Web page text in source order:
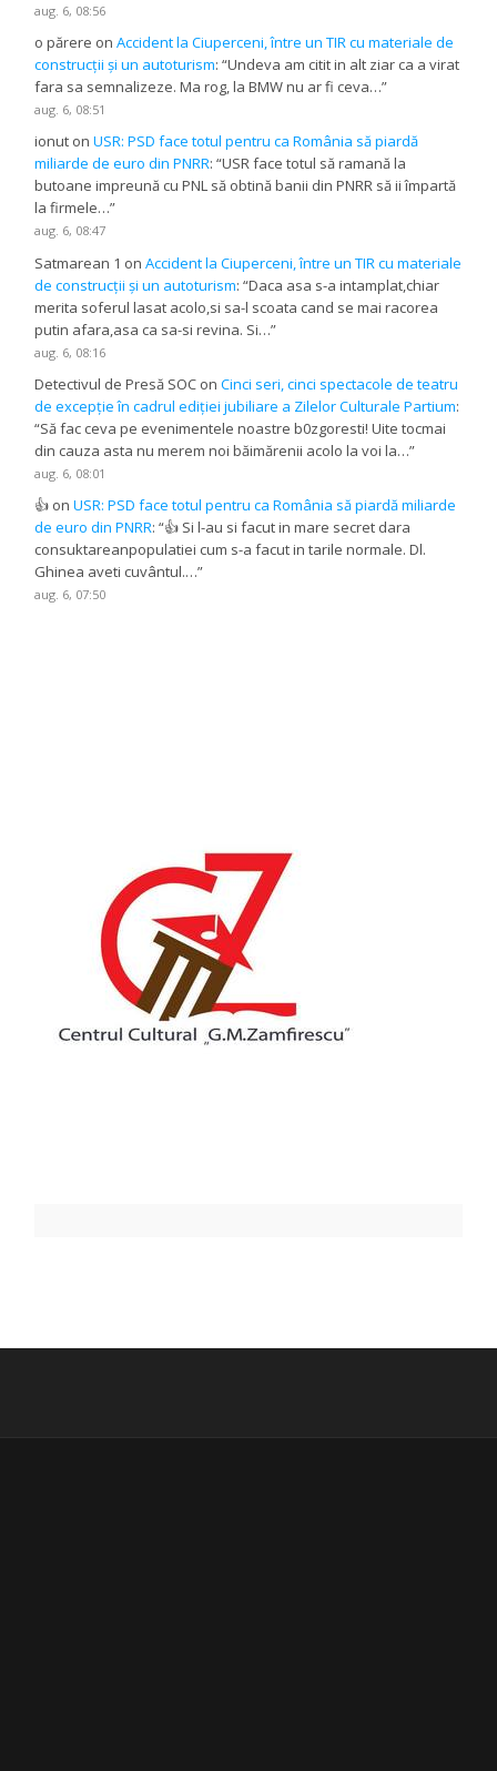
aug. 6, 08:56
o părere onAccident la Ciuperceni, între un TIR cu materiale de
construcții și un autoturism: “Undeva am citit in alt ziar ca a virat
fara sa semnalizeze. Ma rog, la BMW nu ar fi ceva…”
aug. 6, 08:51
ionut onUSR: PSD face totul pentru ca România să piardă
miliarde de euro din PNRR: “USR face totul să ramană la
butoane impreună cu PNL să obtină banii din PNRR să ii împartă
la firmele…”
aug. 6, 08:47
Satmarean 1 onAccident la Ciuperceni, între un TIR cu materiale
de construcții și un autoturism: “Daca asa s-a intamplat,chiar
merita soferul lasat acolo,si sa-l scoata cand se mai racorea
putin afara,asa ca sa-si revina. Si…”
aug. 6, 08:16
Detectivul de Presă SOC onCinci seri, cinci spectacole de teatru
de excepție în cadrul ediției jubiliare a Zilelor Culturale Partium:
“Să fac ceva pe evenimentele noastre b0zgoresti! Uite tocmai
din cauza asta nu merem noi băimărenii acolo la voi la…”
aug. 6, 08:01
👍 onUSR: PSD face totul pentru ca România să piardă miliarde
de euro din PNRR: “👍 Si l-au si facut in mare secret dara
consuktareanpopulatiei cum s-a facut in tarile normale. Dl.
Ghinea aveti cuvântul.…”
aug. 6, 07:50